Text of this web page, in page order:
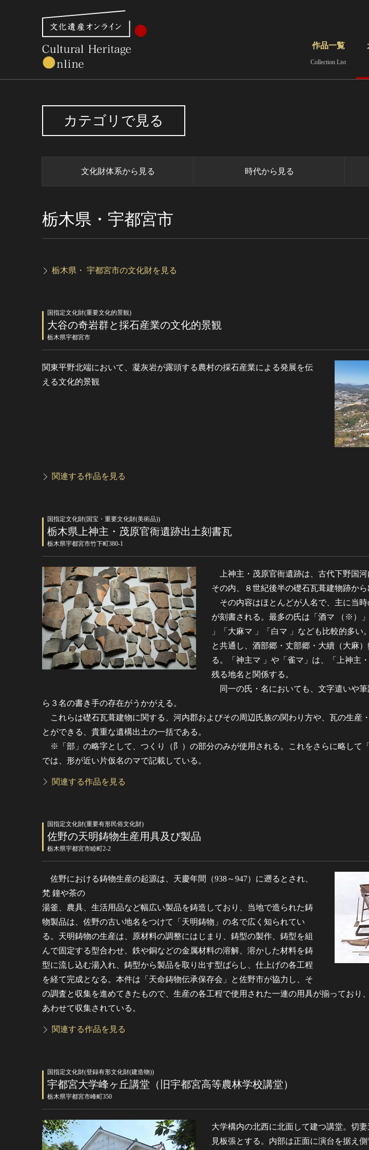
さらに詳細検
作品一覧
Collection List
カテゴリで見る
文化財体系から見る 時代から見る
栃木県・宇都宮市
栃木県・ 宇都宮市の文化財を見る
国指定文化財(重要文化的景観)
大谷の奇岩群と採石産業の文化的景観
栃木県宇都宮市
関東平野北端において、凝灰岩が露頭する農村の採石産業による発展を伝
える文化的景観
関連する作品を見る
国指定文化財(国宝・重要文化財(美術品))
栃木県上神主・茂原官衙遺跡出土刻書瓦
栃木県宇都宮市竹下町380-1
上神主・茂原官衙遺跡は、古代下野国
その内、８世紀後半の礎石瓦葺建物跡から
その内容はほとんどが人名で、主に当
が刻書される。最多の氏は「酒マ （※）
」「大麻マ 」「白マ 」なども比較的多い
と共通し、酒部郷・丈部郷・大續（大麻
る。「神主マ 」や「雀マ」は、「上神主
残る地名と関係する。
同一の氏・名においても、文字遣いや
ら３名の書き手の存在がうかがえる。
これらは礎石瓦葺建物に関する、河内郡およびその周辺氏族の関わり方や、瓦の生産
とができる、貴重な遺構出土の一括である。
※「部」の略字として、つくり（阝）の部分のみが使用される。これをさらに略して
では、形が近い片仮名のマで記載している。
関連する作品を見る
国指定文化財(重要有形民俗文化財)
佐野の天明鋳物生産用具及び製品
栃木県宇都宮市睦町2-2
佐野における鋳物生産の起源は、天慶年間（938～947）に遡るとされ、
梵 鐘や茶の
湯釜、農具、生活用品など幅広い製品を鋳造しており、当地で造られた鋳
物製品は、佐野の古い地名をつけて「天明鋳物」の名で広く知られてい
る。天明鋳物の生産は、原材料の調整にはじまり、鋳型の製作、鋳型を組
んで固定する型合わせ、鉄や銅などの金属材料の溶解、溶かした材料を鋳
型に流し込む湯入れ、鋳型から製品を取り出す型ばらし、仕上げの各工程
を経て完成となる。本件は「天命鋳物伝承保存会」と佐野市が協力し、そ
の調査と収集を進めてきたもので、生産の各工程で使用された一連の用具が揃っており
あわせて収集されている。
関連する作品を見る
国指定文化財(登録有形文化財(建造物))
宇都宮大学峰ヶ丘講堂（旧宇都宮高等農林学校講堂）
栃木県宇都宮市峰町350
大学構内の北西に北面して建つ講堂。切
見板張とする。内部は正面に演台を据え